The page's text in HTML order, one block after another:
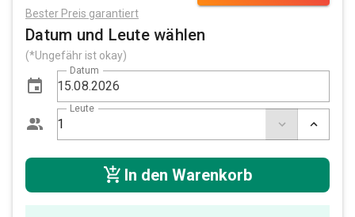
Bester Preis garantiert
Datum und Leute wählen
(*Ungefähr ist okay)
Datum
Leute
In den Warenkorb